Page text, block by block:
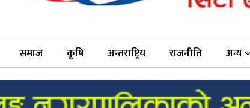
समाज कृषि अन्तराष्ट्रिय राजनीति अन्य